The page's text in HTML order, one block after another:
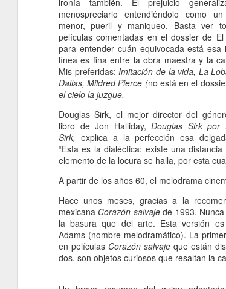
ironía también. El prejuicio
menospreciarlo entendiéndolo como
menor, pueril y maniqueo. Basta ver
películas comentadas en el dossier de El
para entender cuán equivocada está esa
línea es fina entre la obra maestra y la
Mis preferidas:Imitación de la vida, La
Dallas, Mildred Pierce (no está en el
el cielo la juzgue.
Douglas Sirk, el mejor director del
libro de Jon Halliday,Douglas Sirk por
Sirk, explica a la perfección esa
“Esta es la dialéctica: existe una
elemento de la locura se halla, por esta
A partir de los años 60, el melodrama
Hace unos meses, gracias a la
mexicana Corazón salvajede 1993. Nunca
la basura que del arte. Esta versión
Adams (nombre melodramático). La
en películas Corazón salvaje que están
dos, son objetos curiosos que resaltan la
malvada del destino
como el “presidente”
JAN
13
Mi padre lee
Por María José
Detrás de la ventana,
Si pienso en él, lo veo
una visión fugaz,
espaldas, en su casita
zona Sur.
13
Al fin sola y, a la
Por Guadalupe
“La soledad implica
conmigo misma.
filósofa fuera de serie
el recorrido de Enfin